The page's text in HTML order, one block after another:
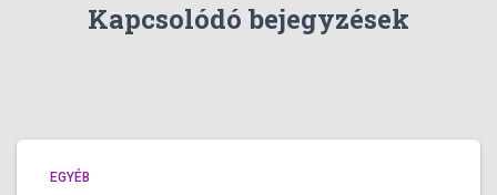
Kapcsolódó bejegyzések
EGYÉB